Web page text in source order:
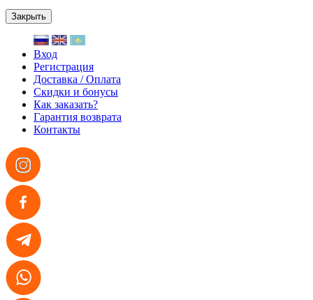
Закрыть
Вход
Регистрация
Доставка / Оплата
Скидки и бонусы
Как заказать?
Гарантия возврата
Контакты